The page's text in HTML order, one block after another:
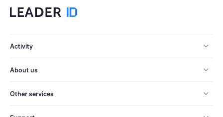
Activity
About us
Other services